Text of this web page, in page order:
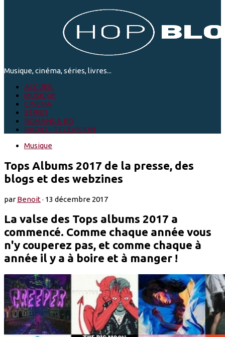
Musique, cinéma, séries, livres...
ACCUEIL
MUSIQUE
CINEMA
SÉRIES
ROMANS & BD
RADIO - TELEVISION
Musique
Tops Albums 2017 de la presse, des
blogs et des webzines
parBenoit· 13 décembre 2017
La valse des Tops albums 2017 a
commencé. Comme chaque année vous
n'y couperez pas, et comme chaque à
année il y a à boire et à manger !